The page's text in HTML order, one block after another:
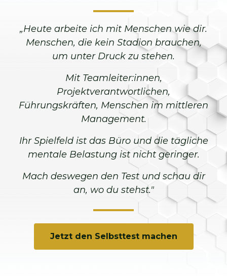
„Heute arbeite ich mit Menschen wie dir.
Menschen, die kein Stadion brauchen,
um unter Druck zu stehen.
Mit Teamleiter:innen,
Projektverantwortlichen,
Führungskräften, Menschen im mittleren
Management.
Ihr Spielfeld ist das Büro und die tägliche
mentale Belastung ist nicht geringer.
Mach deswegen den Test und schau dir
an, wo du stehst."
Jetzt den Selbsttest machen